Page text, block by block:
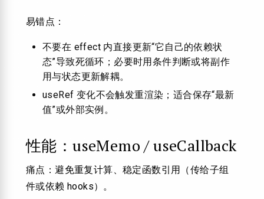
易错点：
不要在 effect 内直接更新“它自己的依赖状
态”导致死循环；必要时用条件判断或将副作
用与状态更新解耦。
useRef 变化不会触发重渲染；适合保存“最新
值”或外部实例。
性能：useMemo / useCallback
痛点：避免重复计算、稳定函数引用（传给子组
件或依赖 hooks）。